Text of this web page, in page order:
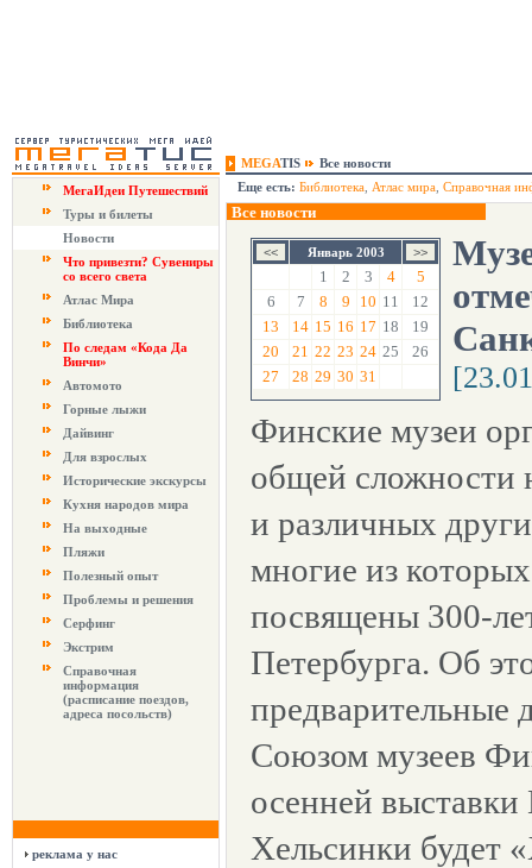
MEGATIS
Все новости
МегаИдеи Путешествий
Туры и билеты
Новости
Что привезти? Сувениры
со всего света
Атлас Мира
Библиотека
По следам «Кода Да
Винчи»
Автомото
Горные лыжи
Дайвинг
Для взрослых
Исторические экскурсы
Кухня народов мира
На выходные
Пляжи
Полезный опыт
Проблемы и решения
Серфинг
Экстрим
Справочная
информация
(расписание поездов,
адреса посольств)
реклама у нас
Еще есть: Библиотека Атлас мира Справочная
Все новости
Январь 2003
1 2 3 4
5
6
7 8 9 10 11
12
13
14 15 16 17 18
19
20
21 22 23 24 25
26
27
28 29 30 31
Финские музеи
общей сложности
и различных
многие из
посвящены 300-
Петербурга. Об
предварительные
Союзом музеев
осенней выставки
Хельсинки будет